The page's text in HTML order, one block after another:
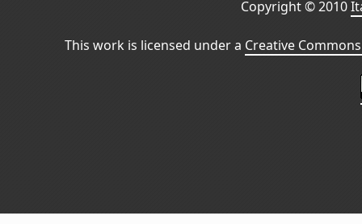
Copyright © 2010
This work is licensed under a Creative